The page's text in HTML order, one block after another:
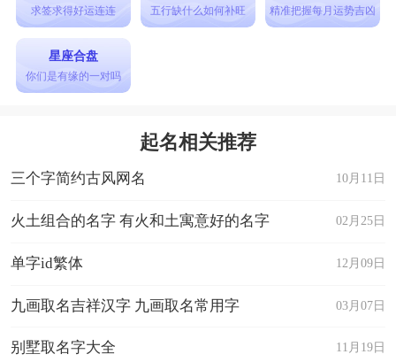
求签求得好运连连 五行缺什么如何补旺 精准把握每月运势吉凶
星座合盘
你们是有缘的一对吗
起名相关推荐
10月11日
三个字简约古风网名
02月25日
火土组合的名字 有火和土寓意好的名字
12月09日
单字id繁体
03月07日
九画取名吉祥汉字 九画取名常用字
11月19日
别墅取名字大全